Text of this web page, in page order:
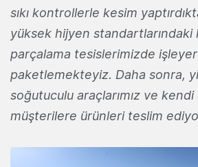
sıkı kontrollerle kesim
yüksek hijyen standartlarındaki
parçalama tesislerimizde
paketlemekteyiz. Daha sonra,
soğutuculu araçlarımız ve
müşterilere ürünleri teslim